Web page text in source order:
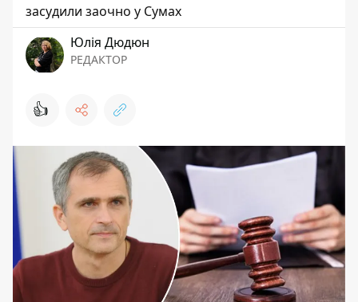
засудили заочно у Сумах
Юлія Дюдюн
РЕДАКТОР
👍